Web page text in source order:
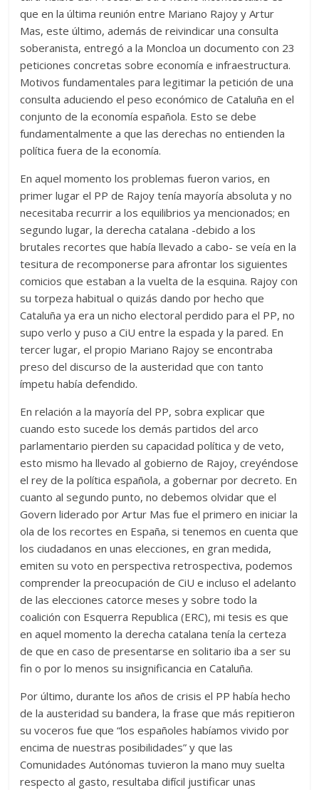
que en la última reunión entre Mariano Rajoy y Artur
Mas, este último, además de reivindicar una consulta
soberanista, entregó a la Moncloa un documento con 23
peticiones concretas sobre economía e infraestructura.
Motivos fundamentales para legitimar la petición de una
consulta aduciendo el peso económico de Cataluña en el
conjunto de la economía española. Esto se debe
fundamentalmente a que las derechas no entienden la
política fuera de la economía.
En aquel momento los problemas fueron varios, en
primer lugar el PP de Rajoy tenía mayoría absoluta y no
necesitaba recurrir a los equilibrios ya mencionados; en
segundo lugar, la derecha catalana -debido a los
brutales recortes que había llevado a cabo- se veía en la
tesitura de recomponerse para afrontar los siguientes
comicios que estaban a la vuelta de la esquina. Rajoy con
su torpeza habitual o quizás dando por hecho que
Cataluña ya era un nicho electoral perdido para el PP, no
supo verlo y puso a CiU entre la espada y la pared. En
tercer lugar, el propio Mariano Rajoy se encontraba
preso del discurso de la austeridad que con tanto
ímpetu había defendido.
En relación a la mayoría del PP, sobra explicar que
cuando esto sucede los demás partidos del arco
parlamentario pierden su capacidad política y de veto,
esto mismo ha llevado al gobierno de Rajoy, creyéndose
el rey de la política española, a gobernar por decreto. En
cuanto al segundo punto, no debemos olvidar que el
Govern liderado por Artur Mas fue el primero en iniciar la
ola de los recortes en España, si tenemos en cuenta que
los ciudadanos en unas elecciones, en gran medida,
emiten su voto en perspectiva retrospectiva, podemos
comprender la preocupación de CiU e incluso el adelanto
de las elecciones catorce meses y sobre todo la
coalición con Esquerra Republica (ERC), mi tesis es que
en aquel momento la derecha catalana tenía la certeza
de que en caso de presentarse en solitario iba a ser su
fin o por lo menos su insignificancia en Cataluña.
Por último, durante los años de crisis el PP había hecho
de la austeridad su bandera, la frase que más repitieron
su voceros fue que “los españoles habíamos vivido por
encima de nuestras posibilidades” y que las
Comunidades Autónomas tuvieron la mano muy suelta
respecto al gasto, resultaba difícil justificar unas